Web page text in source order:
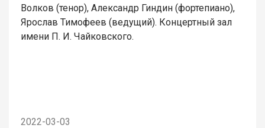
Волков (тенор), Александр Гиндин (фортепиано),
Ярослав Тимофеев (ведущий). Концертный зал
имени П. И. Чайковского.
2022-03-03